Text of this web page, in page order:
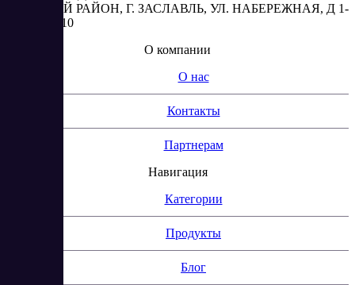
МИНСКИЙ РАЙОН, Г. ЗАСЛАВЛЬ, УЛ. НАБЕРЕЖНАЯ, Д 1-
2, КОМ. 310
О компании
О нас
Контакты
Партнерам
Навигация
Категории
Продукты
Блог